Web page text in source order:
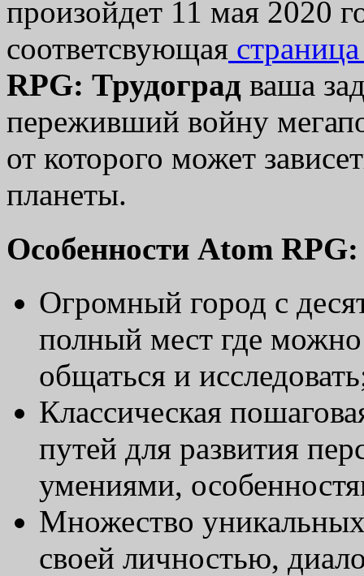
произойдет 11 мая 2020
соответсвующая
RPG: Трудоград ваша
переживший войну
от которого может
планеты.
Особенности Atom
Огромный город с
полный мест где можно
общаться и
Классическая
путей для развития
умениями,
Множество
своей личностью,